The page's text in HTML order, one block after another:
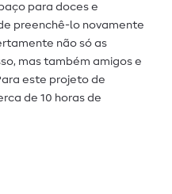
para doces e
preenchê-lo novamente
não só as
mas também amigos e
este projeto de
de 10 horas de